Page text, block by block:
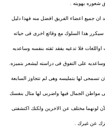
شعوره بهويته .
ان جميع اعضاء الفريق افضل منه فهذا دليل
سيكرر هذا السلوك مع وقائع اخرى فى حياته
فلا تدعيه يفقد ثقته بنفسه وساعديه
على التفوق فى دراسته ليشعر بتميزه.
تسمحى لها بتمليسه وهى لم تتجاوز السابعة
مواطن الجمال فيها واضربى لها مثال بنفسك
لونهما مختلف عن الاخرين ولكنك اكتشفتى
عن غيرك .